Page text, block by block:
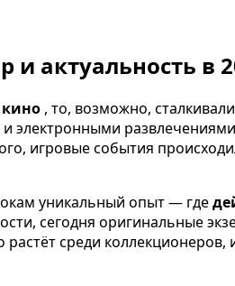
и актуальность в
, то, возможно,
электронными
игровые события
уникальный опыт — где
сегодня оригинальные
среди